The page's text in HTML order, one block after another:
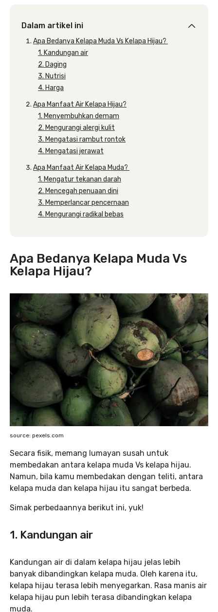
Dalam artikel ini
Apa Bedanya Kelapa Muda Vs Kelapa Hijau?
1. Kandungan air
2. Daging
3. Nutrisi
4. Harga
Apa Manfaat Air Kelapa Hijau?
1. Menyembuhkan demam
2. Mengurangi alergi kulit
3. Mengatasi rambut rontok
4. Mengatasi jerawat
Apa Manfaat Air Kelapa Muda?
1. Mengatur tekanan darah
2. Mencegah penuaan dini
3. Memperlancar pencernaan
4. Mengurangi radikal bebas
Apa Bedanya Kelapa Muda Vs
Kelapa Hijau?
source: pexels.com
Secara fisik, memang lumayan susah untuk
membedakan antara kelapa muda Vs kelapa hijau.
Namun, bila kamu membedakan dengan teliti, antara
kelapa muda dan kelapa hijau itu sangat berbeda.
Simak perbedaannya berikut ini, yuk!
1. Kandungan air
Kandungan air di dalam kelapa hijau jelas lebih
banyak dibandingkan kelapa muda. Oleh karena itu,
kelapa hijau terasa lebih menyegarkan. Rasa manis air
kelapa hijau pun lebih terasa dibandingkan kelapa
muda.